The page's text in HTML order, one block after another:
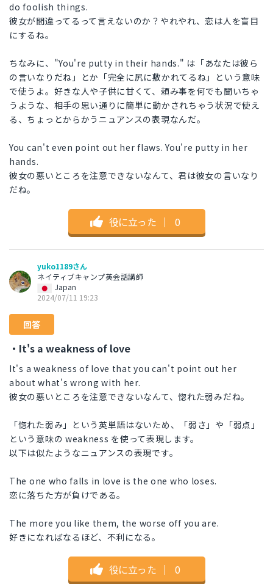
do foolish things.
彼女が間違ってるって言えないのか？やれやれ、恋は人を盲目
にするね。
ちなみに、"You're putty in their hands." は「あなたは彼ら
の言いなりだね」とか「完全に尻に敷かれてるね」という意味
で使うよ。好きな人や子供に甘くて、頼み事を何でも聞いちゃ
うような、相手の思い通りに簡単に動かされちゃう状況で使え
る、ちょっとからかうニュアンスの表現なんだ。
You can't even point out her flaws. You're putty in her
hands.
彼女の悪いところを注意できないなんて、君は彼女の言いなり
だね。
役に立った ｜ 0
yuko1189さん
ネイティブキャンプ英会話講師
Japan
2024/07/11 19:23
回答
・It's a weakness of love
It's a weakness of love that you can't point out her
about what's wrong with her.
彼女の悪いところを注意できないなんて、惚れた弱みだね。
「惚れた弱み」という英単語はないため、「弱さ」や「弱点」
という意味の weakness を使って表現します。
以下は似たようなニュアンスの表現です。
The one who falls in love is the one who loses.
恋に落ちた方が負けである。
The more you like them, the worse off you are.
好きになればなるほど、不利になる。
役に立った ｜ 0